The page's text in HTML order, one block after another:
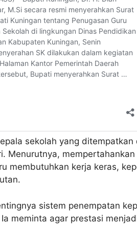
sekolah yang
Menurutnya,
membutuhkan kerja keras,
sistem penempatan
meminta agar prestasi